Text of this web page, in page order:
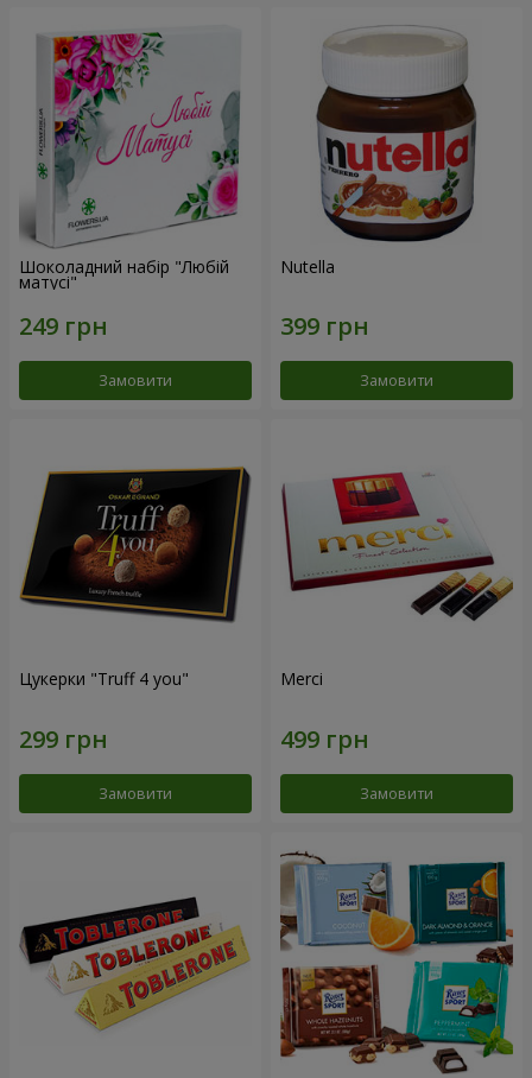
Шоколадний набір "Любій
матусі"
Замовити
Nutella
Замовити
Цукерки "Truff 4 you"
Замовити
Merci
Замовити